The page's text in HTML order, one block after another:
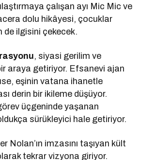
çalışan ayı Mic Mic ve
dolu hikâyesi, çocuklar
de ilgisini çekecek.
, siyasi gerilim ve
araya getiriyor. Efsanevi ajan
eşinin vatana ihanetle
derin bir ikileme düşüyor.
üçgeninde yaşanan
sürükleyici hale getiriyor.
Nolan’ın imzasını taşıyan kült
tekrar vizyona giriyor.